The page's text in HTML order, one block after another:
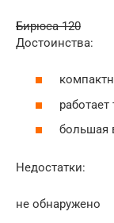
Бирюса 120
Достоинства:
работает
большая
Недостатки:
не обнаружено